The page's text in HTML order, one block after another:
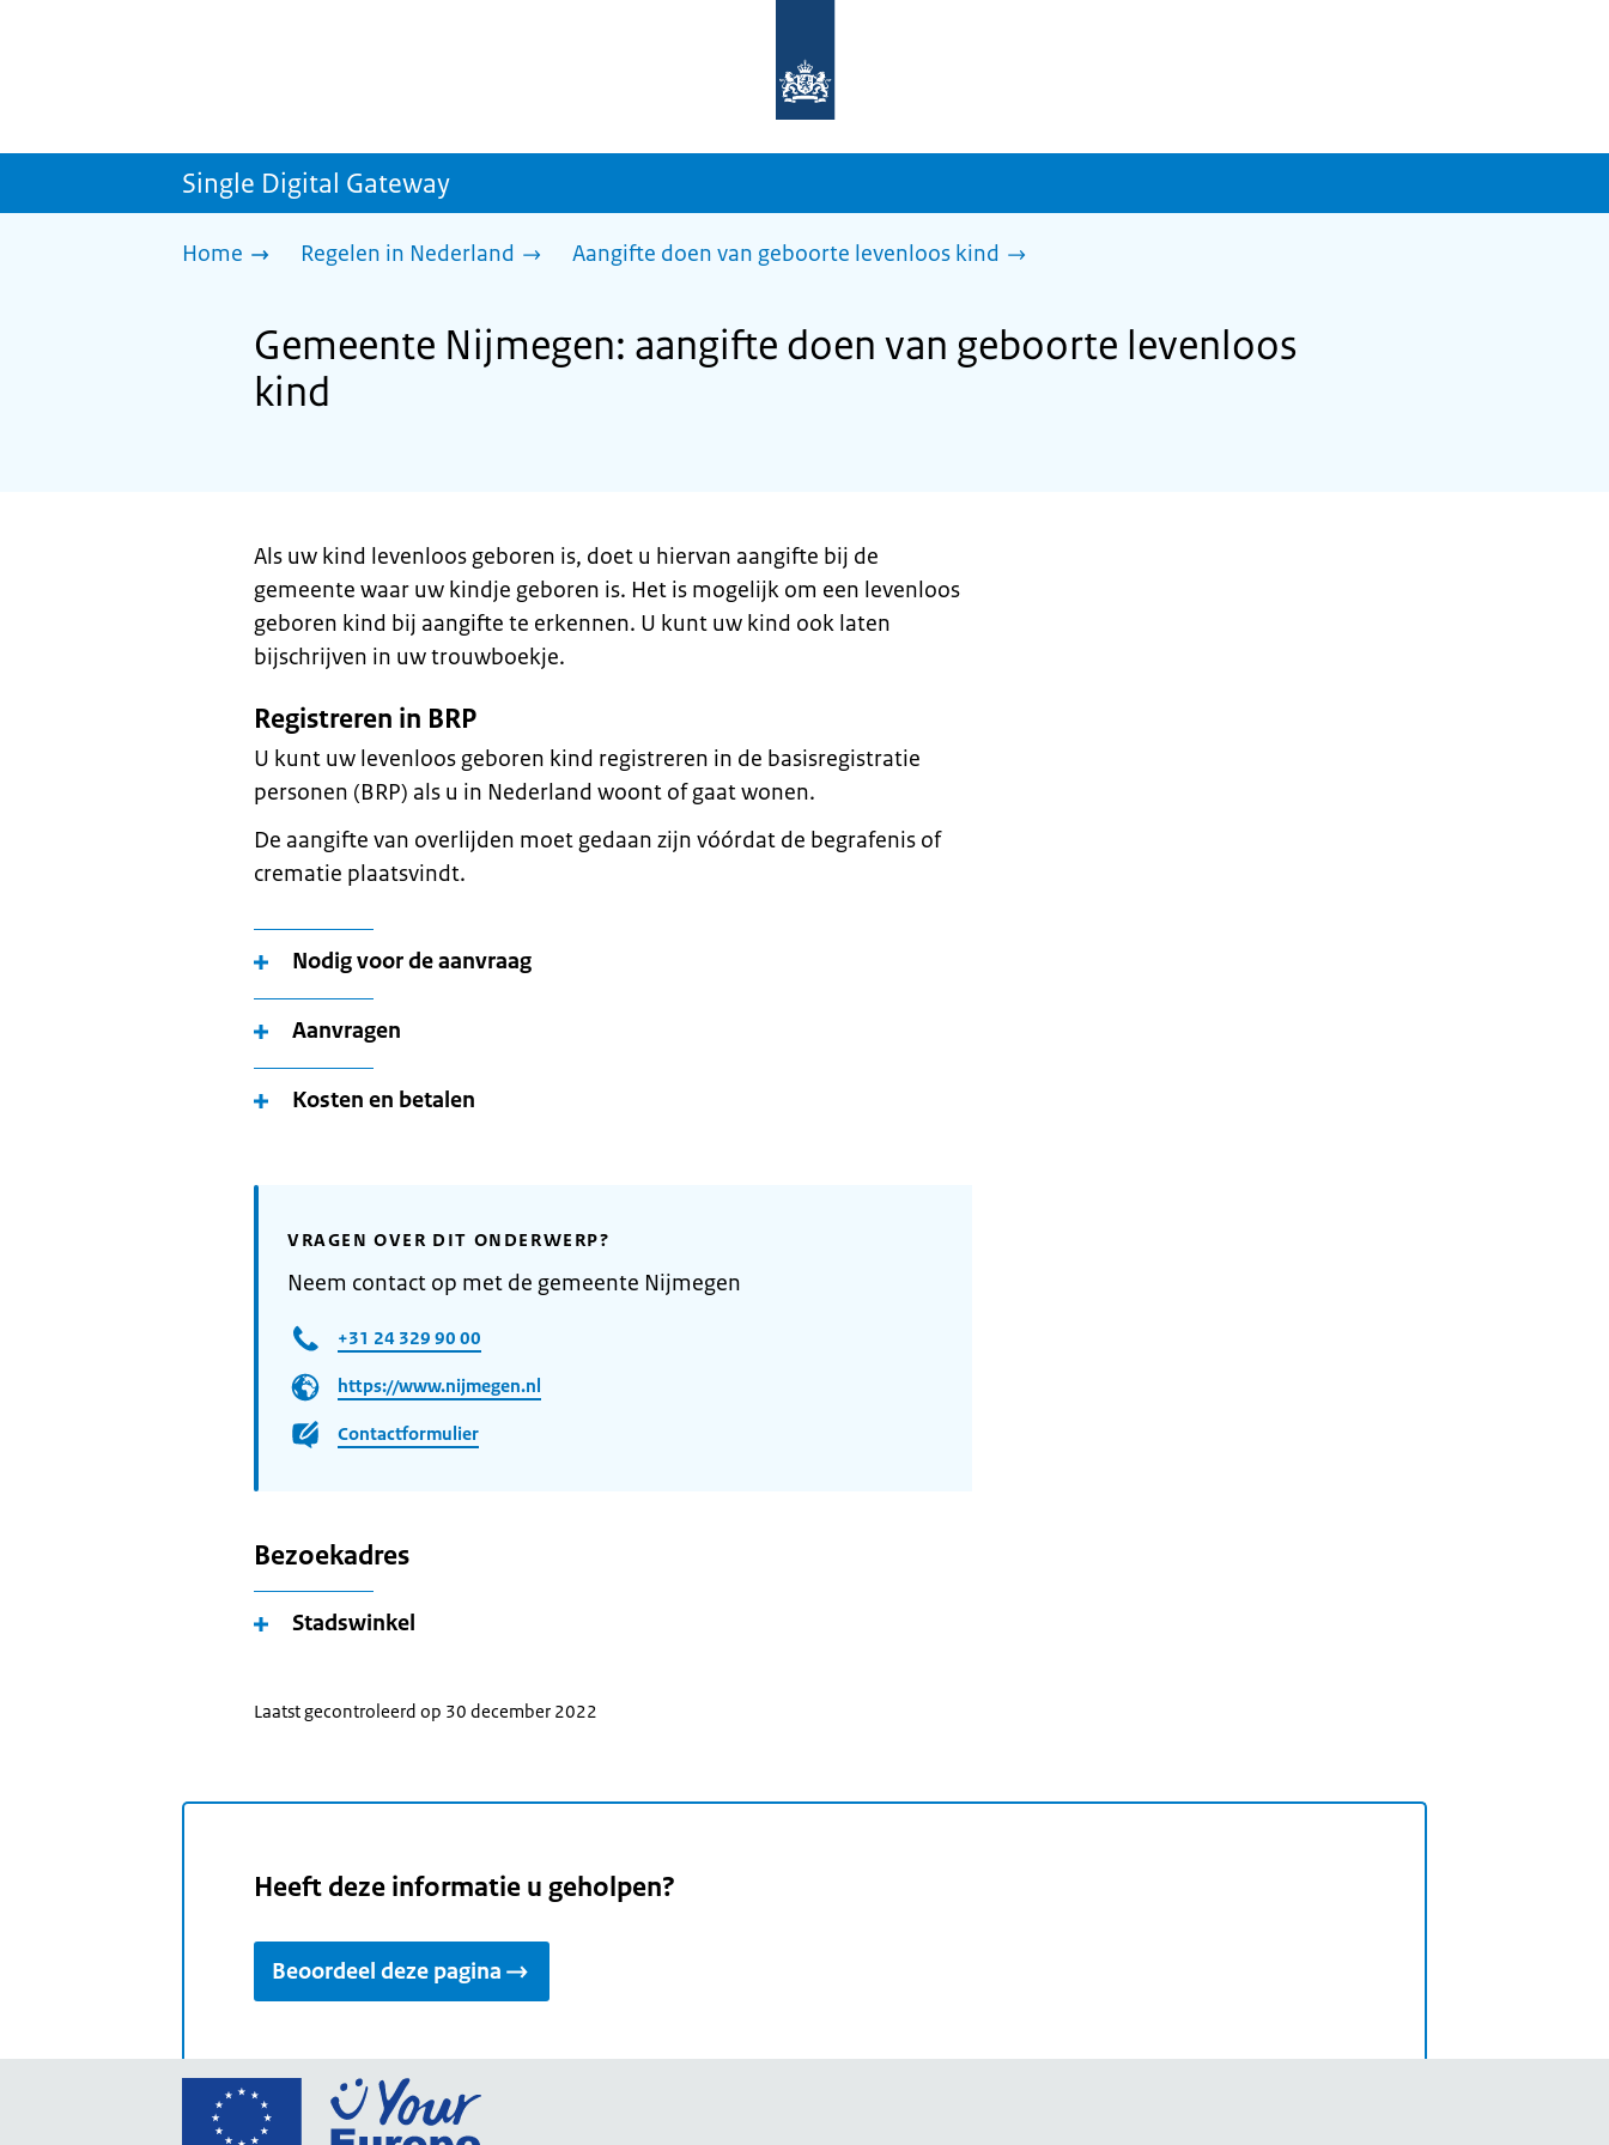
homepage
sdg.rijksoverheid.nl
Single Digital Gateway
Home Regelen in Nederland Aangifte doen van geboorte levenloos kind
Gemeente Nijmegen: aangifte doen van geboorte levenloos
kind
Als uw kind levenloos geboren is, doet u hiervan aangifte bij de
gemeente waar uw kindje geboren is. Het is mogelijk om een levenloos
geboren kind bij aangifte te erkennen. U kunt uw kind ook laten
bijschrijven in uw trouwboekje.
Registreren in BRP
U kunt uw levenloos geboren kind registreren in de basisregistratie
personen (BRP) als u in Nederland woont of gaat wonen.
De aangifte van overlijden moet gedaan zijn vóórdat de begrafenis of
crematie plaatsvindt.
Nodig voor de aanvraag
Aanvragen
Kosten en betalen
VRAGEN OVER DIT ONDERWERP?
Neem contact op met de gemeente Nijmegen
+31 24 329 90 00
https://www.nijmegen.nl
Contactformulier
Bezoekadres
Stadswinkel
Laatst gecontroleerd op 30 december 2022
Heeft deze informatie u geholpen?
Beoordeel deze pagina
Ga